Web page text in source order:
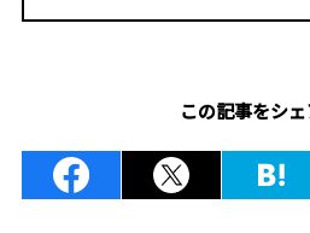
この記事をシ